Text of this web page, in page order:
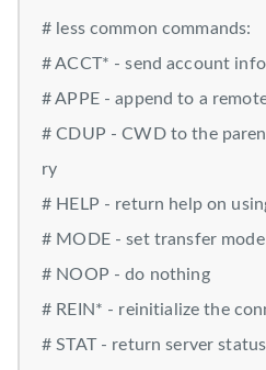
# less common commands:
# ACCT* - send account
# APPE - append to a
# CDUP - CWD to the
ry
# HELP - return help on
# MODE - set transfer mode
# NOOP - do nothing
# REIN* - reinitialize the
# STAT - return server status